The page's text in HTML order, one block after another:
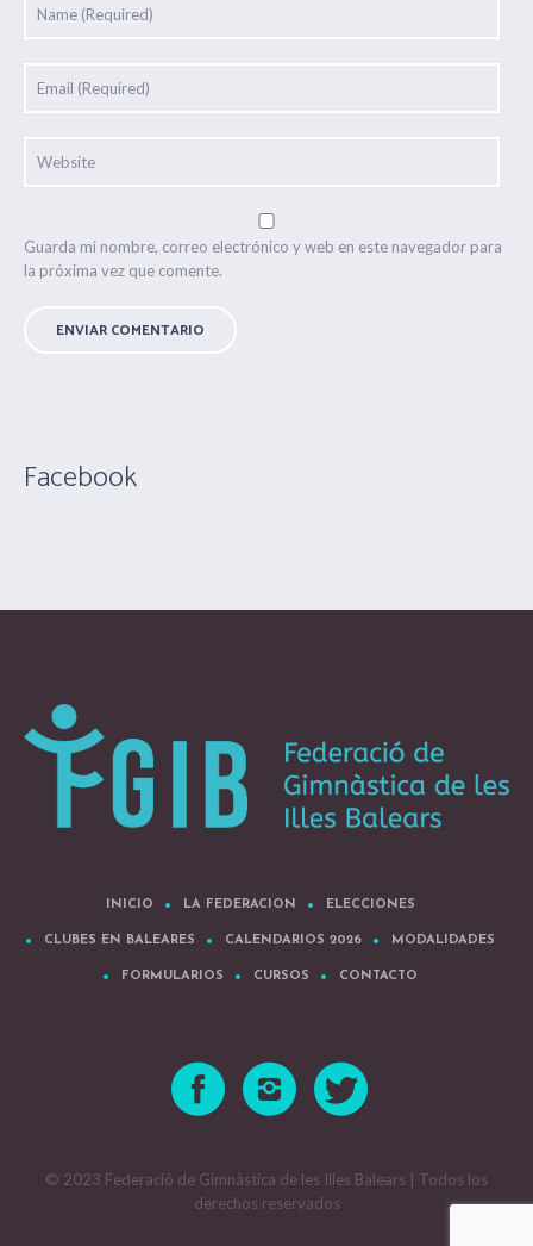
Guarda mi nombre, correo electrónico y web en este navegador para
la próxima vez que comente.
Facebook
INICIO LA FEDERACION ELECCIONES
CLUBES EN BALEARES CALENDARIOS 2026 MODALIDADES
FORMULARIOS CURSOS CONTACTO
© 2023 Federació de Gimnàstica de les Illes Balears | Todos los
derechos reservados